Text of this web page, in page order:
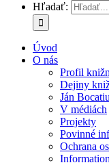
Hľadať:
Úvod
O nás
Profil
Dejiny
Ján
V médiách
Projekty
Povinné
Ochrana